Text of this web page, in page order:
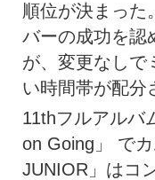
順位が決まった
バーの成功を認
が、変更なしで
い時間帯が配分
11thフルアルバ
on Going」 で
JUNIOR」はコ